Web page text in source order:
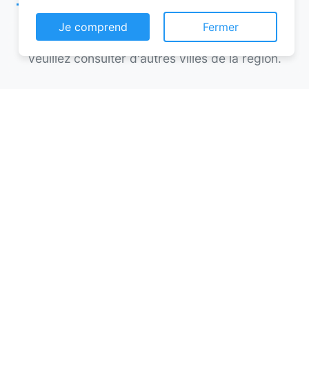
Aucun hôtel n'a été trouvé pour cette ville,
veuillez consulter d'autres villes de la région.
Je comprend Fermer